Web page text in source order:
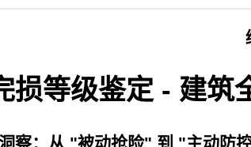
损等级鉴定- 建筑
" " "